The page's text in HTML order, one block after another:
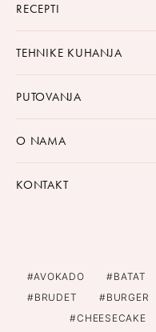
RECEPTI
TEHNIKE KUHANJA
PUTOVANJA
O NAMA
KONTAKT
AVOKADO BATAT
BRUDET
BURGER
CHEESECAKE